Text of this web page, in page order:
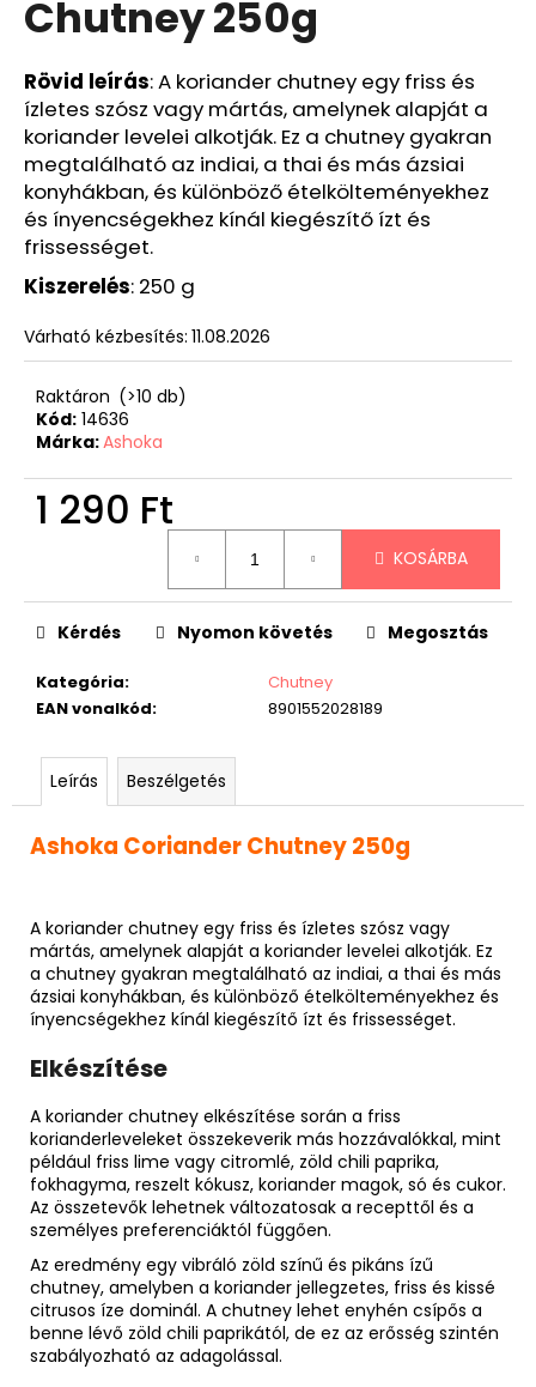
Chutney 250g
Rövid leírás: A koriander chutney egy friss és
ízletes szósz vagy mártás, amelynek alapját a
koriander levelei alkotják. Ez a chutney gyakran
megtalálható az indiai, a thai és más ázsiai
konyhákban, és különböző ételkölteményekhez
és ínyencségekhez kínál kiegészítő ízt és
frissességet.
Kiszerelés: 250 g
Várható kézbesítés: 11.08.2026
Raktáron (>10 db)
Kód: 14636
Márka:Ashoka
1 290 Ft
KOSÁRBA
Kategória:
Chutney
EAN vonalkód: 8901552028189
Kérdés Nyomon követés Megosztás
Leírás Beszélgetés
Ashoka Coriander Chutney 250g
A koriander chutney egy friss és ízletes szósz vagy
mártás, amelynek alapját a koriander levelei alkotják. Ez
a chutney gyakran megtalálható az indiai, a thai és más
ázsiai konyhákban, és különböző ételkölteményekhez és
ínyencségekhez kínál kiegészítő ízt és frissességet.
Elkészítése
A koriander chutney elkészítése során a friss
korianderleveleket összekeverik más hozzávalókkal, mint
például friss lime vagy citromlé, zöld chili paprika,
fokhagyma, reszelt kókusz, koriander magok, só és cukor.
Az összetevők lehetnek változatosak a recepttől és a
személyes preferenciáktól függően.
Az eredmény egy vibráló zöld színű és pikáns ízű
chutney, amelyben a koriander jellegzetes, friss és kissé
citrusos íze dominál. A chutney lehet enyhén csípős a
benne lévő zöld chili paprikától, de ez az erősség szintén
szabályozható az adagolással.